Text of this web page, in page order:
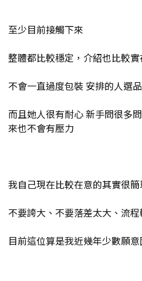
至少目前接觸下來
整體都比較穩定，介紹也比較實
不會一直過度包裝 安排的人選
而且她人很有耐心 新手問很多
來也不會有壓力
我自己現在比較在意的其實很簡
不要誇大、不要落差太大、流
目前這位算是我近幾年少數願